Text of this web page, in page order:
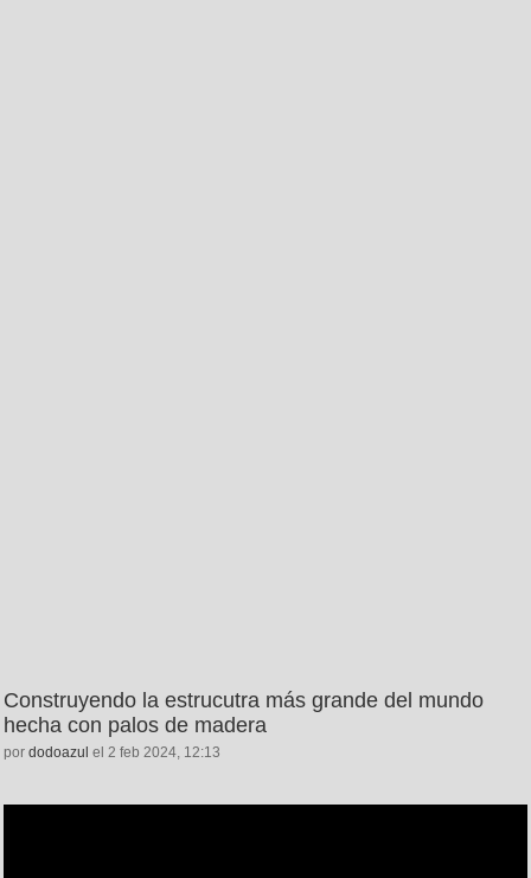
Construyendo la estrucutra más grande del mundo
hecha con palos de madera
por dodoazul el 2 feb 2024, 12:13